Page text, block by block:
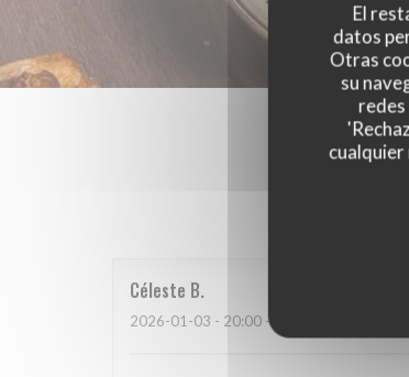
El
datos
Otras
su
redes
cualquier
Céleste B
2026-01-03 - 20:00 - Invitados 2